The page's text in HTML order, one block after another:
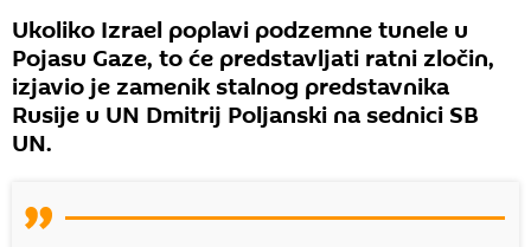
Ukoliko Izrael poplavi podzemne tunele u
Pojasu Gaze, to će predstavljati ratni zločin,
izjavio je zamenik stalnog predstavnika
Rusije u UN Dmitrij Poljanski na sednici SB
UN.